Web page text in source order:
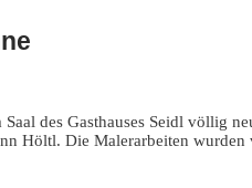
des Gasthauses Seidl völlig
Höltl. Die Malerarbeiten